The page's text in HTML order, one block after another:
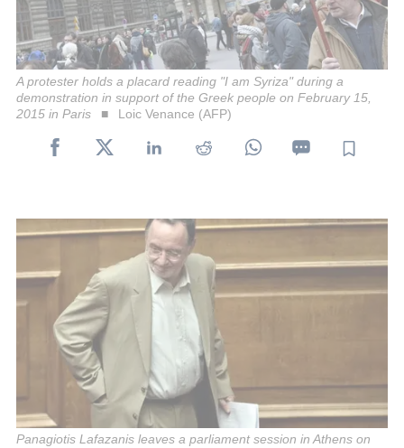
A protester holds a placard reading "I am Syriza" during a
demonstration in support of the Greek people on February 15,
2015 in Paris
Loic Venance (AFP)
Panagiotis Lafazanis leaves a parliament session in Athens on